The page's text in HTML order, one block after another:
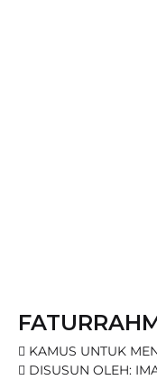
 KAMUS UNTUK
 DISUSUN OLEH: